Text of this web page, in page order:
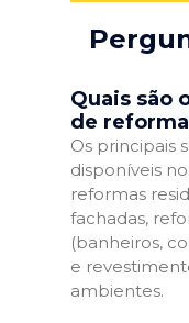
Quais são
de
Os principais
disponíveis
reformas
fachadas,
(banheiros,
e
ambientes.